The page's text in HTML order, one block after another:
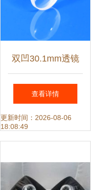
双凹30.1mm透镜
光学科研实验中的
精密镀膜定制利器
查看详情
更新时间：2026-08-06
18:08:49